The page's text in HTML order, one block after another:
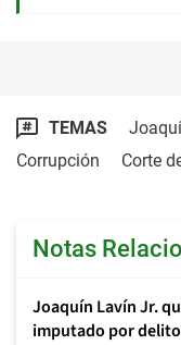
TEMAS
Corrupción
Corte
Notas
Joaquín Lavín Jr.
imputado por